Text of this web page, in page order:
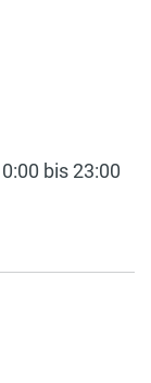
bis 23:00